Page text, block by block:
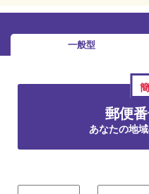
一般型
郵便
あなたの地